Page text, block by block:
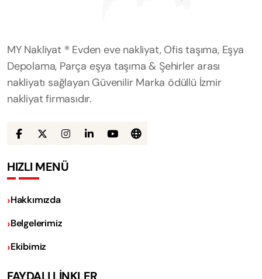
MY Nakliyat ® Evden eve nakliyat, Ofis taşıma, Eşya
Depolama, Parça eşya taşıma & Şehirler arası
nakliyatı sağlayan Güvenilir Marka ödüllü İzmir
nakliyat firmasıdır.
HIZLI MENÜ
Hakkımızda
Belgelerimiz
Ekibimiz